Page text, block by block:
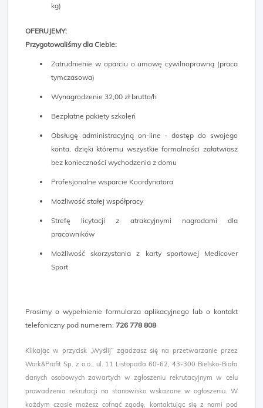
kg)
OFERUJEMY:
Przygotowaliśmy dla Ciebie:
Zatrudnienie w oparciu o umowę cywilnoprawną (praca
tymczasowa)
Wynagrodzenie 32,00 zł brutto/h
Bezpłatne pakiety szkoleń
Obsługę administracyjną on-line - dostęp do swojego
konta, dzięki któremu wszystkie formalności załatwiasz
bez konieczności wychodzenia z domu
Profesjonalne wsparcie Koordynatora
Możliwość stałej współpracy
Strefę licytacji z atrakcyjnymi nagrodami dla
pracowników
Możliwość skorzystania z karty sportowej Medicover
Sport
Prosimy o wypełnienie formularza aplikacyjnego lub o kontakt
telefoniczny pod numerem: 726 778 808
Klikając w przycisk „Wyślij” zgadzasz się na przetwarzanie przez
Work&Profit Sp. z o.o., ul. 11 Listopada 60-62, 43-300 Bielsko-Biała
danych osobowych zawartych w zgłoszeniu rekrutacyjnym w celu
prowadzenia rekrutacji na stanowisko wskazane w ogłoszeniu. W
każdym czasie możesz cofnąć zgodę, kontaktując się z nami pod